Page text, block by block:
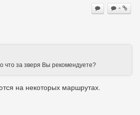
+
что за зверя Вы рекомендуете?
на некоторых маршрутах.